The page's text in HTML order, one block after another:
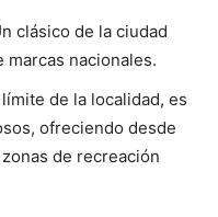
clásico de la ciudad
marcas nacionales.
de la localidad, es
ofreciendo desde
de recreación